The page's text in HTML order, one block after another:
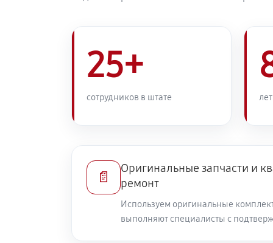
25+
сотрудников в штате
📄
Оригинальные запчасти и
ремонт
Используем оригинальные
выполняют специалисты с